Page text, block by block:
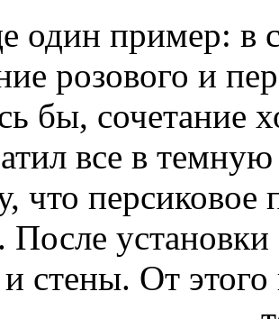
один пример: в
розового и
бы, сочетание
все в
что персиковое
После
стены. От этого